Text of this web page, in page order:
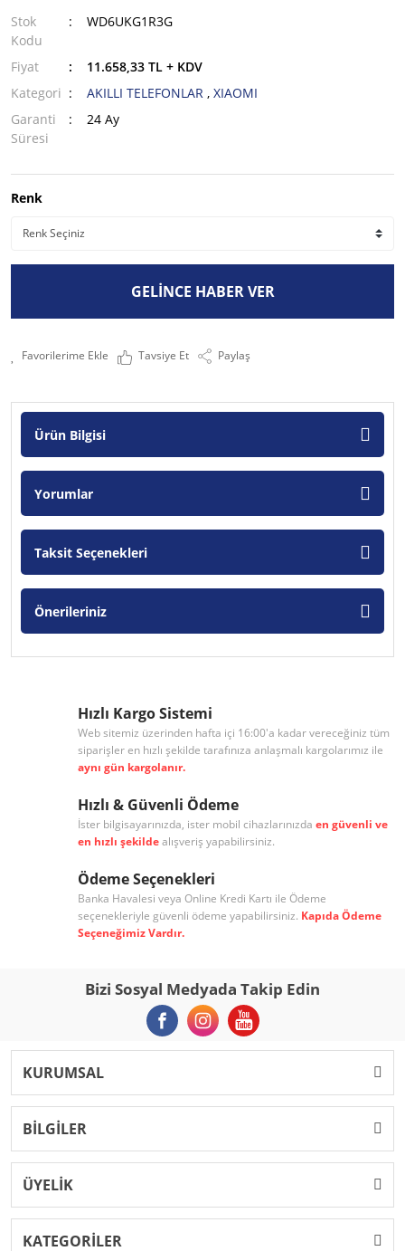
Stok
Kodu
WD6UKG1R3G
Fiyat
11.658,33 TL + KDV
Kategori
AKILLI TELEFONLAR , XIAOMI
Garanti
Süresi
24 Ay
Renk
GELİNCE HABER VER
Tavsiye Et Paylaş
Ürün Bilgisi
Yorumlar
Taksit Seçenekleri
Önerileriniz
Hızlı Kargo Sistemi
Web sitemiz üzerinden hafta içi 16:00'a kadar vereceğiniz tüm
siparişler en hızlı şekilde tarafınıza anlaşmalı kargolarımız ile
aynı gün kargolanır.
Hızlı & Güvenli Ödeme
İster bilgisayarınızda, ister mobil cihazlarınızda en güvenli ve
en hızlı şekildealışveriş yapabilirsiniz.
Ödeme Seçenekleri
Banka Havalesi veya Online Kredi Kartı ile Ödeme
seçenekleriyle güvenli ödeme yapabilirsiniz. Kapıda Ödeme
Seçeneğimiz Vardır.
Bizi Sosyal Medyada Takip Edin
KURUMSAL
BİLGİLER
ÜYELİK
KATEGORİLER